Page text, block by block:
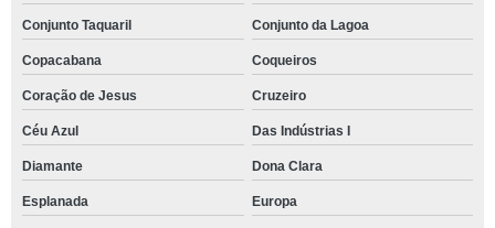
Conjunto Taquaril Conjunto da Lagoa
Copacabana Coqueiros
Coração de Jesus Cruzeiro
Céu Azul Das Indústrias I
Diamante Dona Clara
Esplanada Europa